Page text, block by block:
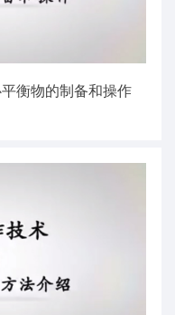
衡物的制备和操作